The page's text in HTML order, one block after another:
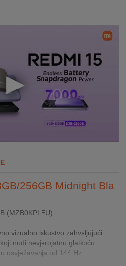
256GB Midnight Bla
(MZB0KPLEU)
vizualno iskustvo zahvaljujući
nudi nevjerojatnu glatkoću
osvježavanja od 144 Hz.